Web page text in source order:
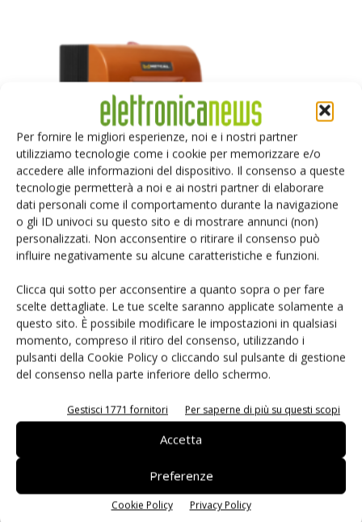
Per fornire le migliori esperienze, noi e i nostri partner
utilizziamo tecnologie come i cookie per memorizzare e/o
accedere alle informazioni del dispositivo. Il consenso a queste
tecnologie permetterà a noi e ai nostri partner di elaborare
dati personali come il comportamento durante la navigazione
o gli ID univoci su questo sito e di mostrare annunci (non)
personalizzati. Non acconsentire o ritirare il consenso può
influire negativamente su alcune caratteristiche e funzioni.
Clicca qui sotto per acconsentire a quanto sopra o per fare
scelte dettagliate. Le tue scelte saranno applicate solamente a
questo sito. È possibile modificare le impostazioni in qualsiasi
momento, compreso il ritiro del consenso, utilizzando i
pulsanti della Cookie Policy o cliccando sul pulsante di gestione
del consenso nella parte inferiore dello schermo.
Gestisci 1771 fornitori Per saperne di più su questi scopi
Accetta
Preferenze
Cookie Policy Privacy Policy
2018: partenza in corsa per Metcal
15 Gennaio 2018
tecnologie alla fiera MD & M West 2018, in programma dal 6 all'8
febbraio presso l'Anaheim Convention Center in California.